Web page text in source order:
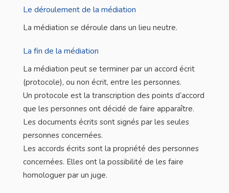
Le déroulement de la médiation
La médiation se déroule dans un lieu neutre.
La fin de la médiation
La médiation peut se terminer par un accord écrit
(protocole), ou non écrit, entre les personnes.
Un protocole est la transcription des points d’accord
que les personnes ont décidé de faire apparaître.
Les documents écrits sont signés par les seules
personnes concernées.
Les accords écrits sont la propriété des personnes
concernées. Elles ont la possibilité de les faire
homologuer par un juge.